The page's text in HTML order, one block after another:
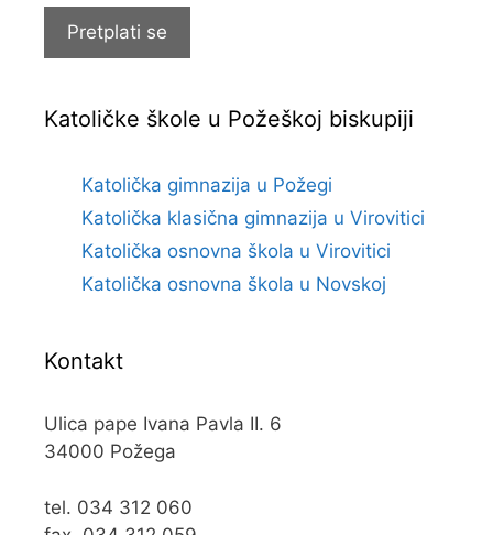
Pretplati se
Katoličke škole u Požeškoj biskupiji
Katolička gimnazija u Požegi
Katolička klasična gimnazija u Virovitici
Katolička osnovna škola u Virovitici
Katolička osnovna škola u Novskoj
Kontakt
Ulica pape Ivana Pavla II. 6
34000 Požega
tel. 034 312 060